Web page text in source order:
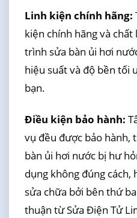
Linh kiện chính hãng:
kiện chính hãng và
trình sửa bàn ủi hơi
hiệu suất và độ bền tối
bạn.
Điều kiện bảo hành:
vụ đều được bảo
bàn ủi hơi nước bị hư
dụng không đúng cách,
sửa chữa bởi bên thứ
thuận từ Sửa Điện Tử